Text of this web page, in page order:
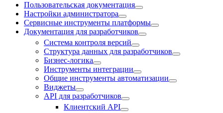
Пользовательская документация
Настройки администратора
Сервисные инструменты платформы
Документация для разработчиков
Система контроля версий
Структура данных для разработчиков
Бизнес-логика
Инструменты интеграции
Общие инструменты автоматизации
Виджеты
API для разработчиков
Клиентский API